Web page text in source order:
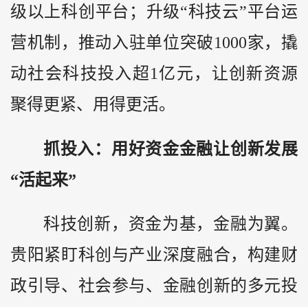
级以上科创平台；升级“科技云”平台运
营机制，推动入驻单位突破1000家，撬
动社会科技投入超1亿元，让创新资源
聚得更紧、用得更活。
抓投入：用好资金金融让创新发展
“活起来”
科技创新，资金为基，金融为翼。
贵阳紧盯科创与产业深度融合，构建财
政引导、社会参与、金融创新的多元投